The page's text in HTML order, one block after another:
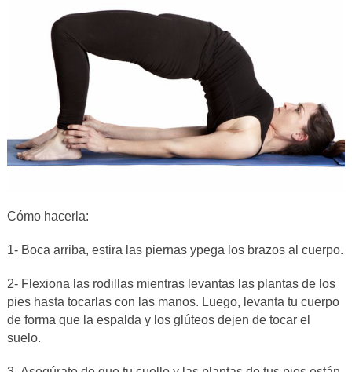
Cómo hacerla:
1- Boca arriba, estira las piernas ypega los brazos al cuerpo.
2- Flexiona las rodillas mientras levantas las plantas de los
pies hasta tocarlas con las manos. Luego, levanta tu cuerpo
de forma que la espalda y los glúteos dejen de tocar el
suelo.